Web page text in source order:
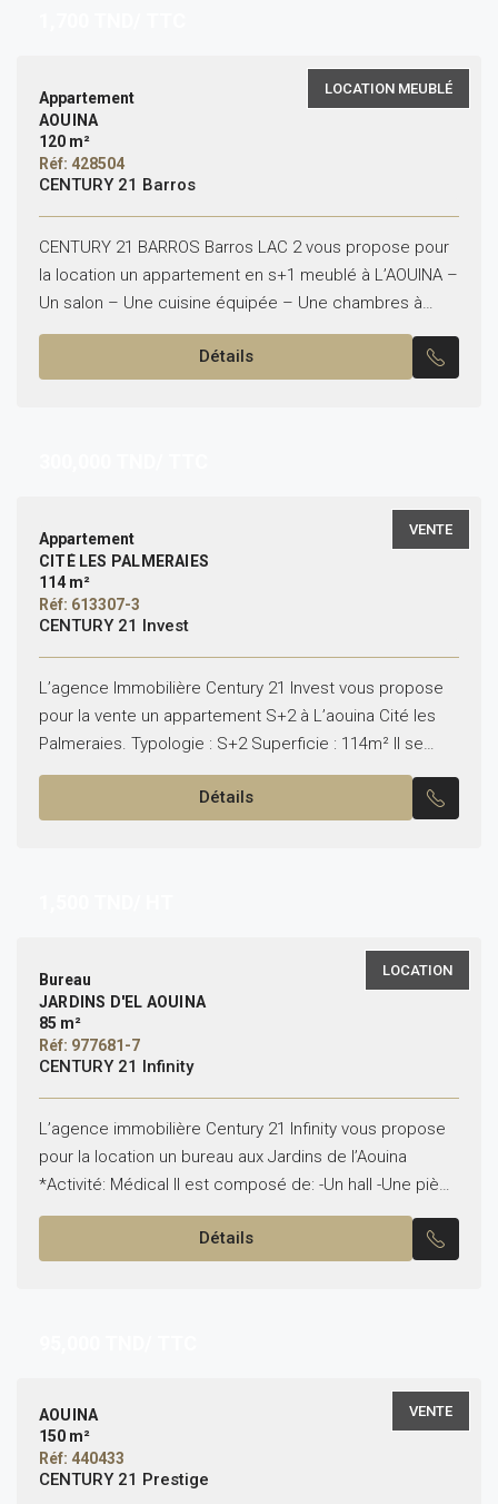
LOCATION MEUBLÉ
Appartement
AOUINA
120 m²
Réf: 428504
CENTURY 21 Barros
CENTURY 21 BARROS Barros LAC 2 vous propose pour
la location un appartement en s+1 meublé à L’AOUINA –
Un salon – Une cuisine équipée – Une chambres à
coucher – Une...
Détails
VENTE
Appartement
CITÉ LES PALMERAIES
114 m²
Réf: 613307-3
CENTURY 21 Invest
L’agence Immobilière Century 21 Invest vous propose
pour la vente un appartement S+2 à L’aouina Cité les
Palmeraies. Typologie : S+2 Superficie : 114m² Il se
compose de : – Un salon...
Détails
LOCATION
Bureau
JARDINS D'EL AOUINA
85 m²
Réf: 977681-7
CENTURY 21 Infinity
L’agence immobilière Century 21 Infinity vous propose
pour la location un bureau aux Jardins de l’Aouina
*Activité: Médical Il est composé de: -Un hall -Une pièce
-Une kitchenette -Un point d’eau Pour...
Détails
VENTE
AOUINA
150 m²
Réf: 440433
CENTURY 21 Prestige